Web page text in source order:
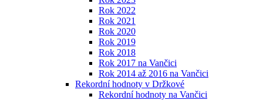
Rok 2022
Rok 2021
Rok 2020
Rok 2019
Rok 2018
Rok 2017 na Vančici
Rok 2014 až 2016 na Vančici
Rekordní hodnoty v Držkové
Rekordní hodnoty na Vančici